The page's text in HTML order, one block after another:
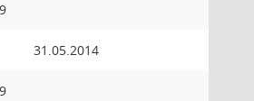
31.05.2014